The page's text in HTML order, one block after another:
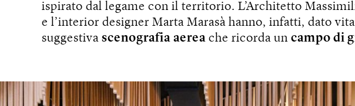
ispirato dal legame con il territorio. L’Architetto
e l’interior designer Marta Marasà hanno, infatti, dato
suggestiva scenografia aerea che ricorda un campo di